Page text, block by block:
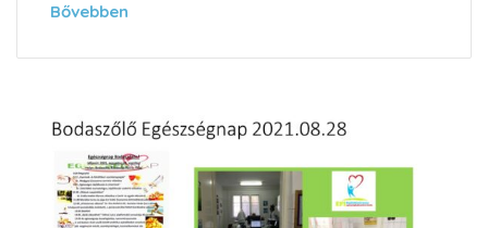
Bővebben